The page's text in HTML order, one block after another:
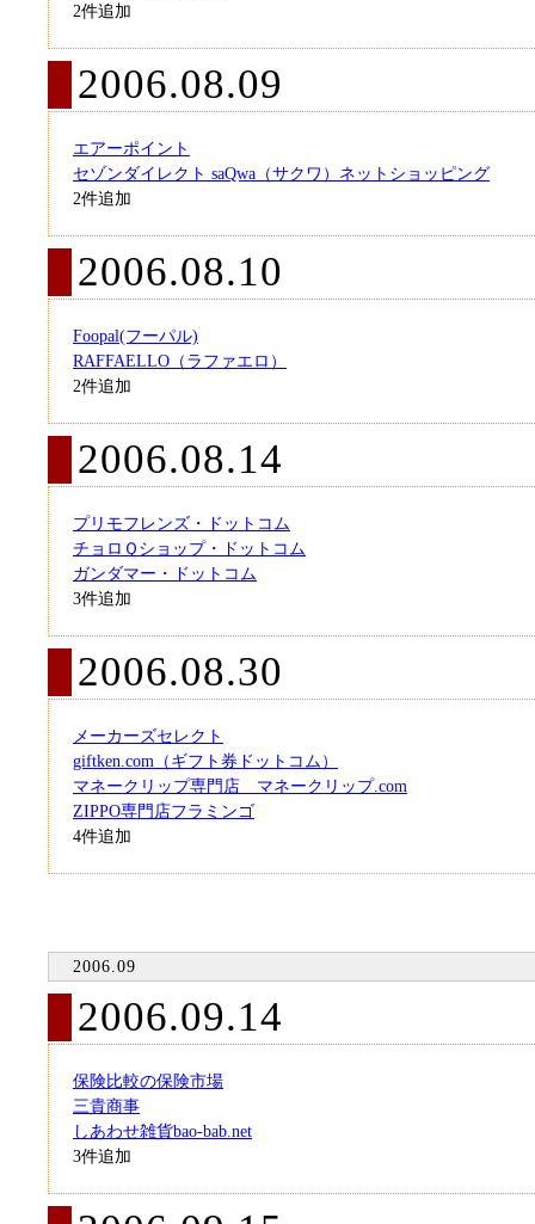
2件追加
2006.08.09
エアーポイント
セゾンダイレクト saQwa（サクワ）ネットショッピング
2件追加
2006.08.10
Foopal(フーパル)
RAFFAELLO（ラファエロ）
2件追加
2006.08.14
プリモフレンズ・ドットコム
チョロＱショップ・ドットコム
ガンダマー・ドットコム
3件追加
2006.08.30
メーカーズセレクト
giftken.com（ギフト券ドットコム）
マネークリップ専門店 マネークリップ.com
ZIPPO専門店フラミンゴ
4件追加
2006.09
2006.09.14
保険比較の保険市場
三貴商事
しあわせ雑貨bao-bab.net
3件追加